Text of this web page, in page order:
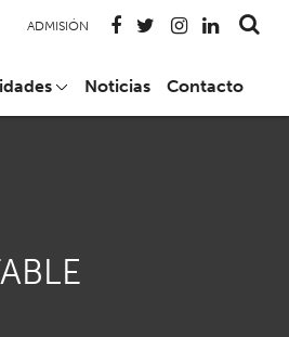
ADMISIÓN
Noticias Contacto